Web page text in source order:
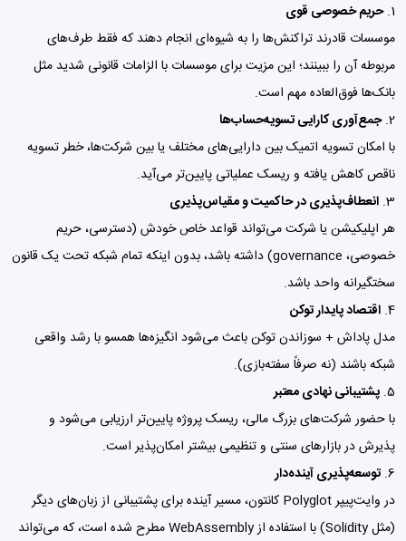
حریم خصوصی قوی
موسسات قادرند تراکنش‌ها را به شیوه‌ای انجام دهند که فقط طرف‌های
مربوطه آن را ببینند؛ این مزیت برای موسسات با الزامات قانونی شدید مثل
بانک‌ها فوق‌العاده مهم است.
جمع‌آوری کارایی تسویه‌حساب‌ها
با امکان تسویه اتمیک بین دارایی‌های مختلف یا بین شرکت‌ها، خطر تسویه
ناقص کاهش یافته و ریسک عملیاتی پایین‌تر می‌آید.
انعطاف‌پذیری در حاکمیت و مقیاس‌پذیری
هر اپلیکیشن یا شرکت می‌تواند قواعد خاص خودش (دسترسی، حریم
خصوصی، governance) داشته باشد، بدون اینکه تمام شبکه تحت یک قانون
سختگیرانه واحد باشد.
اقتصاد پایدار توکن
مدل پاداش + سوزاندن توکن باعث می‌شود انگیزه‌ها همسو با رشد واقعی
شبکه باشند (نه صرفاً سفته‌بازی).
پشتیبانی نهادی معتبر
با حضور شرکت‌های بزرگ مالی، ریسک پروژه پایین‌تر ارزیابی می‌شود و
پذیرش در بازارهای سنتی و تنظیمی بیشتر امکان‌پذیر است.
توسعه‌پذیری آینده‌دار
در وایت‌پیپر Polyglot کانتون، مسیر آینده برای پشتیبانی از زبان‌های دیگر
(مثل Solidity) با استفاده از WebAssembly مطرح شده است، که می‌تواند